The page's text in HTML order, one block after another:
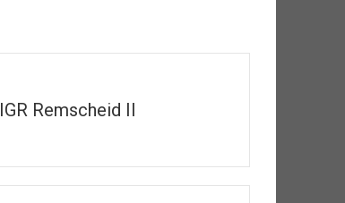
IGR Remscheid II